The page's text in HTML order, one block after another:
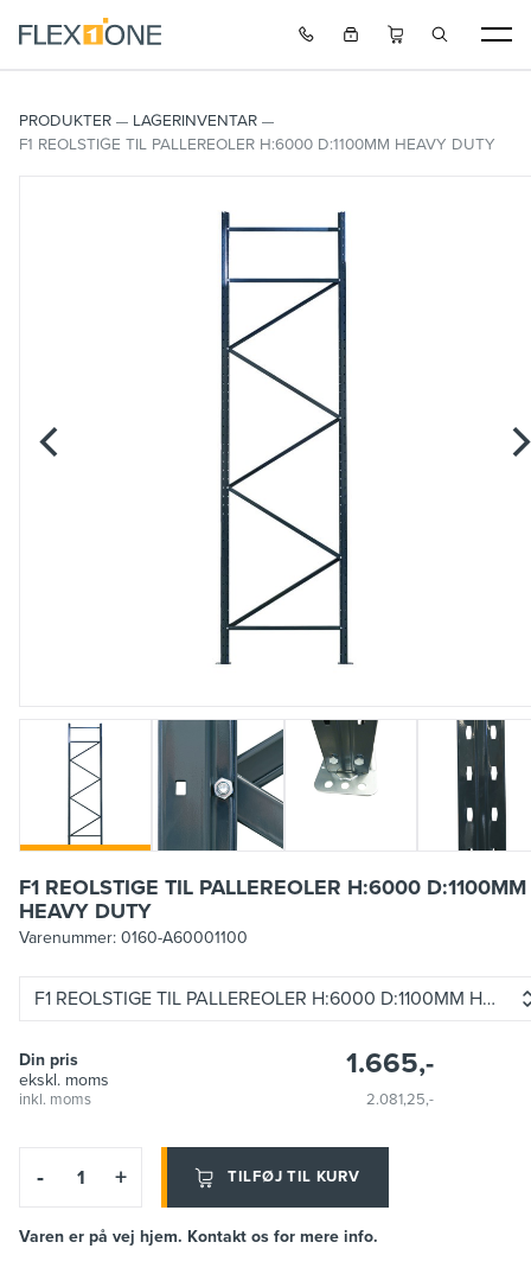
PRODUKTER
LAGERINVENTAR
F1 REOLSTIGE TIL PALLEREOLER H:6000 D:1100MM HEAVY DUTY
F1 REOLSTIGE TIL PALLEREOLER H:6000 D:1100MM
HEAVY DUTY
Varenummer: 0160-A60001100
F1 REOLSTIGE TIL PALLEREOLER H:6000 D:1100MM
Din pris
ekskl. moms
1.665,-
inkl. moms 2.081,25,-
- + TILFØJ TIL KURV
Varen er på vej hjem. Kontakt os for mere info.